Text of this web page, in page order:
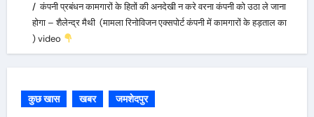
कंपनी प्रबंधन कामगारों के हितों की अनदेखी न करे वरना कंपनी को उठा ले जाना
होगा – शैलेन्द्र मैथी (मामला रिनोविजन एक्सपोर्ट कंपनी में कामगारों के हड़ताल का
) video
कुछ खास खबर जमशेदपुर